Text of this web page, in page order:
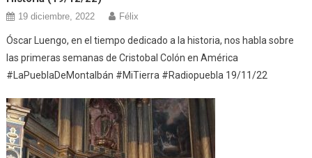
19 diciembre, 2022 Félix
Óscar Luengo, en el tiempo dedicado a la historia, nos habla sobre
las primeras semanas de Cristobal Colón en América
#LaPueblaDeMontalbán #MiTierra #Radiopuebla 19/11/22